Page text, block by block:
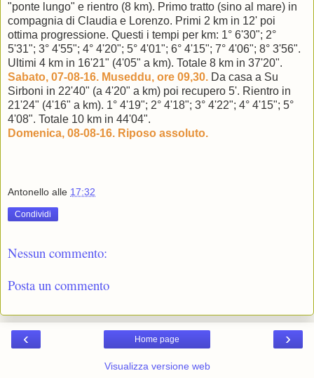
"ponte lungo" e rientro (8 km). Primo tratto (sino al mare) in
compagnia di Claudia e Lorenzo. Primi 2 km in 12' poi
ottima progressione. Questi i tempi per km: 1° 6'30"; 2°
5'31"; 3° 4'55"; 4° 4'20"; 5° 4'01"; 6° 4'15"; 7° 4'06"; 8° 3'56".
Ultimi 4 km in 16'21" (4'05" a km). Totale 8 km in 37'20".
Sabato, 07-08-16. Museddu, ore 09,30. Da casa a Su
Sirboni in 22'40" (a 4'20" a km) poi recupero 5'. Rientro in
21'24" (4'16" a km). 1° 4'19"; 2° 4'18"; 3° 4'22"; 4° 4'15"; 5°
4'08". Totale 10 km in 44'04".
Domenica, 08-08-16. Riposo assoluto.
Antonello alle 17:32
Condividi
Nessun commento:
Posta un commento
‹ ›
Home page
Visualizza versione web